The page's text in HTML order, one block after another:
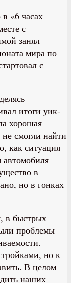
«6 часах
с
занял
мира по
с
итоги уик-
хорошая
смогли найти
как ситуация
автомобиля
в
но в гонках
в быстрых
проблемы
но к
В целом
наших